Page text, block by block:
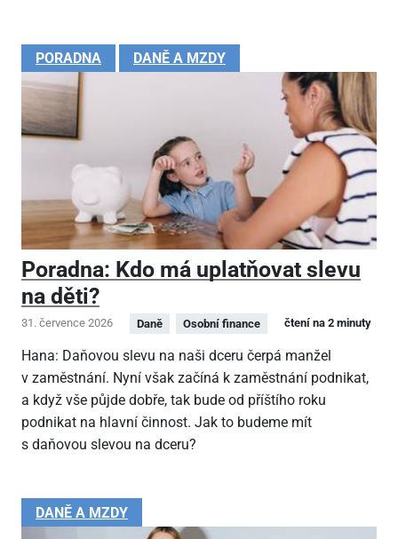
PORADNA DANĚ A MZDY
Poradna: Kdo má uplatňovat slevu
na děti?
31. července 2026 Daně Osobní finance čtení na 2 minuty
Hana: Daňovou slevu na naši dceru čerpá manžel
v zaměstnání. Nyní však začíná k zaměstnání podnikat,
a když vše půjde dobře, tak bude od příštího roku
podnikat na hlavní činnost. Jak to budeme mít
s daňovou slevou na dceru?
DANĚ A MZDY